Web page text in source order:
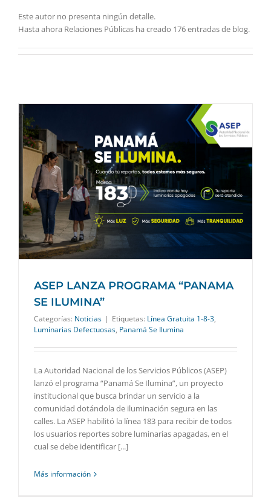
Este autor no presenta ningún detalle.
Hasta ahora Relaciones Públicas ha creado 176 entradas de blog.
ASEP LANZA PROGRAMA “PANAMA
SE ILUMINA”
Categorías: Noticias | Etiquetas: Línea Gratuita 1-8-3,
Luminarias Defectuosas, Panamá Se Ilumina
La Autoridad Nacional de los Servicios Públicos (ASEP)
lanzó el programa “Panamá Se Ilumina”, un proyecto
institucional que busca brindar un servicio a la
comunidad dotándola de iluminación segura en las
calles. La ASEP habilitó la línea 183 para recibir de todos
los usuarios reportes sobre luminarias apagadas, en el
cual se debe identificar [...]
Más información